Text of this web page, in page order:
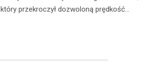
który przekroczył dozwoloną prędkość…